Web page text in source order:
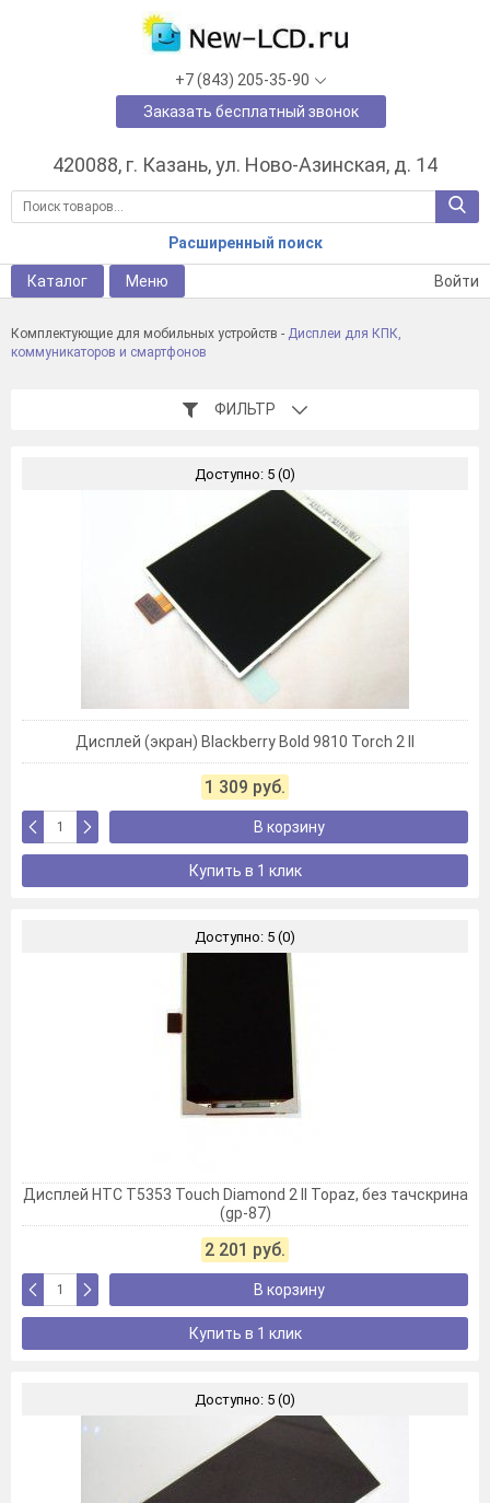
420088, г. Казань, ул. Ново-Азинская, д. 14
Расширенный поиск
+7 (843) 205-35-90
Заказать бесплатный звонок
Каталог Меню Войти
Комплектующие для мобильных устройств - Дисплеи для КПК,
коммуникаторов и смартфонов
ФИЛЬТР
Доступно: 5 (0)
Дисплей (экран) Blackberry Bold 9810 Torch 2 II
1 309 руб.
В корзину
Купить в 1 клик
Доступно: 5 (0)
Дисплей HTC T5353 Touch Diamond 2 II Topaz, без тачскрина
(gp-87)
2 201 руб.
В корзину
Купить в 1 клик
Доступно: 5 (0)